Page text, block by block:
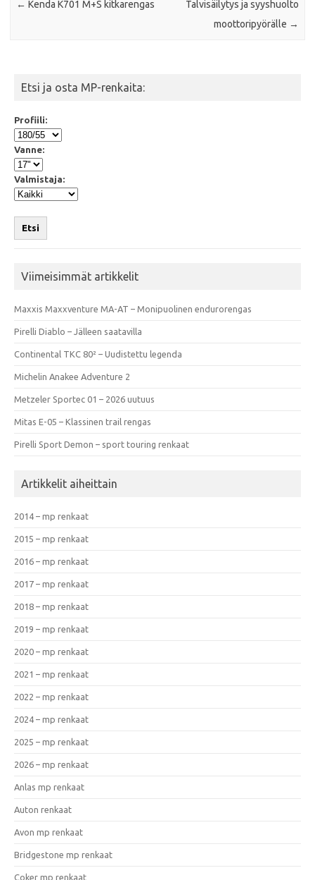
← Kenda K701 M+S kitkarengas
Talvisäilytys ja syyshuolto
moottoripyörälle →
Etsi ja osta MP-renkaita:
Profiili:
Vanne:
Valmistaja:
Etsi
Viimeisimmät artikkelit
Maxxis Maxxventure MA-AT – Monipuolinen endurorengas
Pirelli Diablo – Jälleen saatavilla
Continental TKC 80² – Uudistettu legenda
Michelin Anakee Adventure 2
Metzeler Sportec 01 – 2026 uutuus
Mitas E-05 – Klassinen trail rengas
Pirelli Sport Demon – sport touring renkaat
Artikkelit aiheittain
2014 – mp renkaat
2015 – mp renkaat
2016 – mp renkaat
2017 – mp renkaat
2018 – mp renkaat
2019 – mp renkaat
2020 – mp renkaat
2021 – mp renkaat
2022 – mp renkaat
2024 – mp renkaat
2025 – mp renkaat
2026 – mp renkaat
Anlas mp renkaat
Auton renkaat
Avon mp renkaat
Bridgestone mp renkaat
Coker mp renkaat